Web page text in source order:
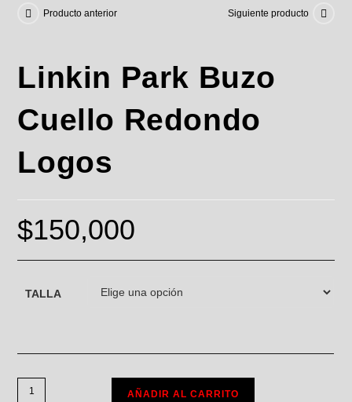
Producto anterior Siguiente producto
Linkin Park Buzo
Cuello Redondo
Logos
$150,000
TALLA
AÑADIR AL CARRITO